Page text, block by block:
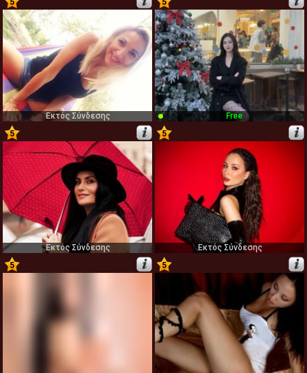
31
Εκτός Σύνδεσης
32
Free
5
33
Εκτός Σύνδεσης
5
Εκτός Σύνδεσης
5
5